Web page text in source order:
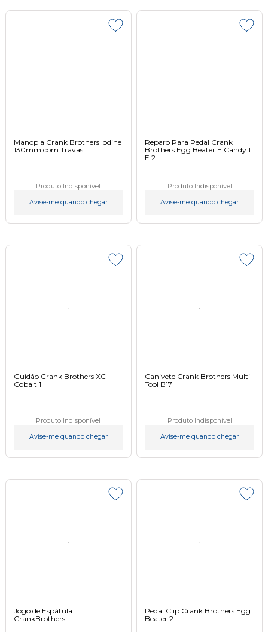
Manopla Crank Brothers Iodine
130mm com Travas
Produto Indisponível
Avise-me quando chegar
Reparo Para Pedal Crank
Brothers Egg Beater E Candy 1
E 2
Produto Indisponível
Avise-me quando chegar
Guidão Crank Brothers XC
Cobalt 1
Produto Indisponível
Avise-me quando chegar
Canivete Crank Brothers Multi
Tool B17
Produto Indisponível
Avise-me quando chegar
Jogo de Espátula
CrankBrothers
Pedal Clip Crank Brothers Egg
Beater 2